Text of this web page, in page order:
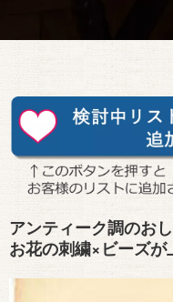
アンティーク調のお
お花の刺繍×ビーズ